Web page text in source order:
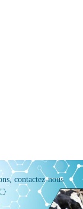
contactez-nous